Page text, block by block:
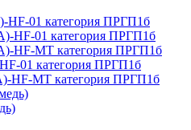
01 категория ПРГП1б
HF-01 категория ПРГП1б
HF-МТ категория ПРГП1б
01 категория ПРГП1б
HF-МТ категория ПРГП1б